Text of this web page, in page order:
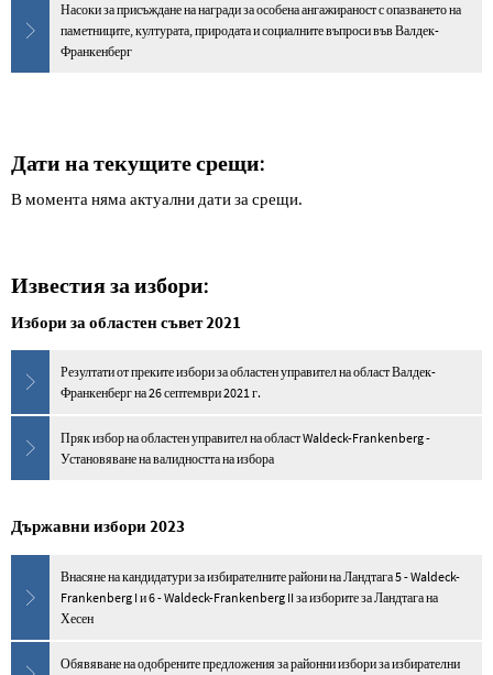
Насоки за присъждане на награди за особена ангажираност с опазването на
паметниците, културата, природата и социалните въпроси във Валдек-
Франкенберг
Дати на текущите срещи:
В момента няма актуални дати за срещи.
Известия за избори:
Избори за областен съвет 2021
Резултати от преките избори за областен управител на област Валдек-
Франкенберг на 26 септември 2021 г.
Пряк избор на областен управител на област Waldeck-Frankenberg -
Установяване на валидността на избора
Държавни избори 2023
Внасяне на кандидатури за избирателните райони на Ландтага 5 - Waldeck-
Frankenberg I и 6 - Waldeck-Frankenberg II за изборите за Ландтага на
Хесен
Обявяване на одобрените предложения за районни избори за избирателни